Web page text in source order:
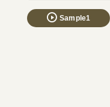
Sample1